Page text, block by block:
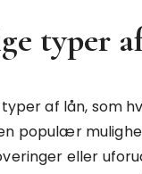
typer
af lån, som
populær
eller